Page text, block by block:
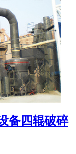
备四辊破碎